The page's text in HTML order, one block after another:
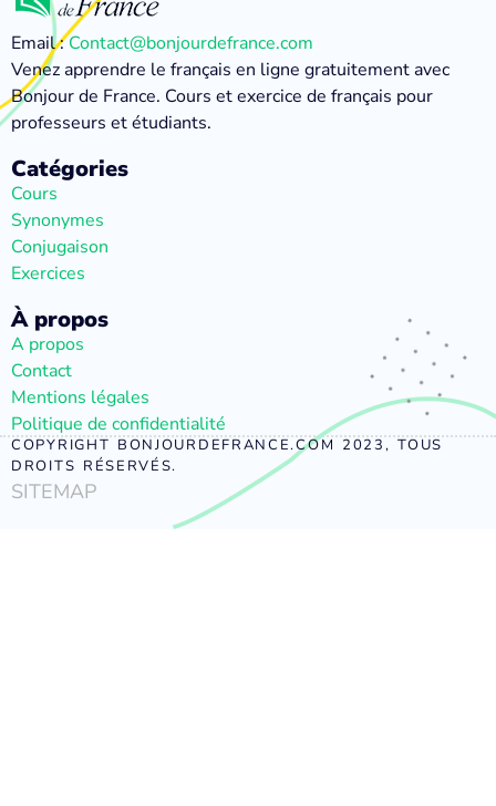
Email :Contact@bonjourdefrance.com
Venez apprendre le français en ligne gratuitement avec
Bonjour de France. Cours et exercice de français pour
professeurs et étudiants.
Catégories
Cours
Synonymes
Conjugaison
Exercices
À propos
A propos
Contact
Mentions légales
Politique de confidentialité
COPYRIGHT BONJOURDEFRANCE.COM 2023, TOUS
DROITS RÉSERVÉS.
SITEMAP